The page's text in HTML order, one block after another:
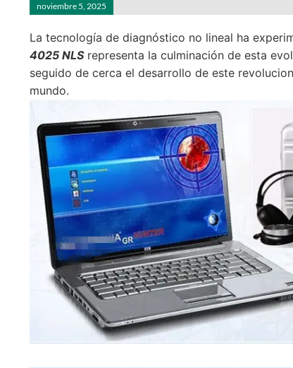
noviembre 5, 2025
La tecnología de diagnóstico no lineal ha
4025 NLSrepresenta la culminación de esta
seguido de cerca el desarrollo de este
mundo.